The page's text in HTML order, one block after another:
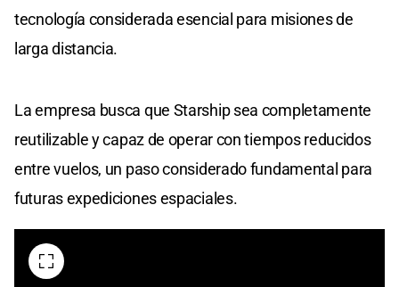
tecnología considerada esencial para misiones de
larga distancia.
La empresa busca que Starship sea completamente
reutilizable y capaz de operar con tiempos reducidos
entre vuelos, un paso considerado fundamental para
futuras expediciones espaciales.